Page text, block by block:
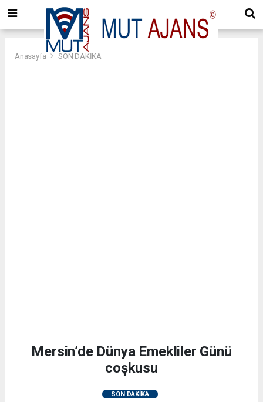
Anasayfa SON DAKİKA
Mersin’de Dünya Emekliler Günü
coşkusu
SON DAKİKA